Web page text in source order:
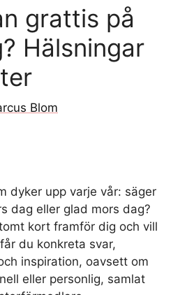
grattis på
Hälsningar
Blom
dyker upp varje vår: säger
dag eller glad mors dag?
kort framför dig och vill
du konkreta svar,
inspiration, oavsett om
eller personlig, samlat